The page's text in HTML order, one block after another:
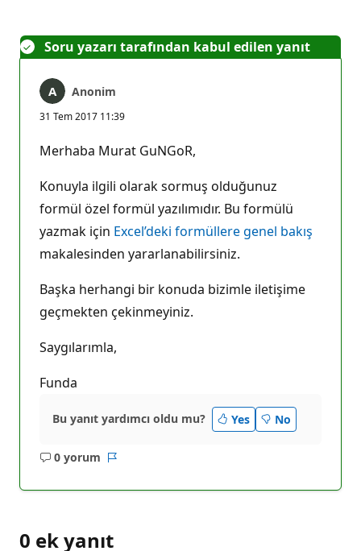
Soru yazarı tarafından kabul edilen yanıt
Anonim
31 Tem 2017 11:39
Merhaba Murat GuNGoR,
Konuyla ilgili olarak sormuş olduğunuz
formül özel formül yazılımıdır. Bu formülü
yazmak için Excel’deki formüllere genel bakış
makalesinden yararlanabilirsiniz.
Başka herhangi bir konuda bizimle iletişime
geçmekten çekinmeyiniz.
Saygılarımla,
Funda
Bu yanıt yardımcı oldu mu? Yes No
0 yorum
Açıklama
0 ek yanıt